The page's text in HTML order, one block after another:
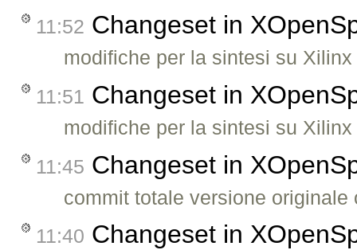
11:52 Changeset in
modifiche per la sintesi su Xilinx
11:51 Changeset in
modifiche per la sintesi su Xilinx
11:45 Changeset in
commit totale versione originale
11:40 Changeset in